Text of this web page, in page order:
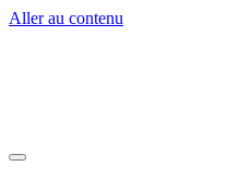
Aller au contenu